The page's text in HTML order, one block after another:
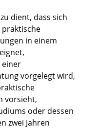
dient, dass sich
praktische
in einem
einer
vorgelegt wird,
vorsieht,
oder dessen
zwei Jahren